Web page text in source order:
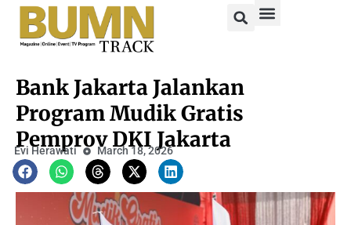
Bank Jakarta Jalankan
Program Mudik Gratis
Pemprov DKI Jakarta
Evi Herawati March 18, 2026